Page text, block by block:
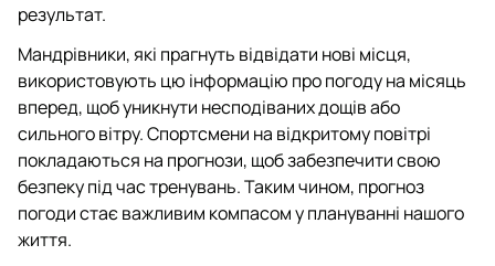
результат.
Мандрівники, які прагнуть відвідати нові місця,
використовують цю інформацію про погоду на місяць
вперед, щоб уникнути несподіваних дощів або
сильного вітру. Спортсмени на відкритому повітрі
покладаються на прогнози, щоб забезпечити свою
безпеку під час тренувань. Таким чином, прогноз
погоди стає важливим компасом у плануванні нашого
життя.